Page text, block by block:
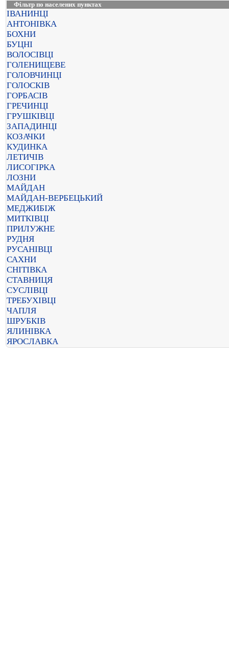
Фільтр по населених пунктах
ІВАНИНЦІ
АНТОНІВКА
БОХНИ
БУЦНІ
ВОЛОСІВЦІ
ГОЛЕНИЩЕВЕ
ГОЛОВЧИНЦІ
ГОЛОСКІВ
ГОРБАСІВ
ГРЕЧИНЦІ
ГРУШКІВЦІ
ЗАПАДИНЦІ
КОЗАЧКИ
КУДИНКА
ЛЕТИЧІВ
ЛИСОГІРКА
ЛОЗНИ
МАЙДАН
МАЙДАН-ВЕРБЕЦЬКИЙ
МЕДЖИБІЖ
МИТКІВЦІ
ПРИЛУЖНЕ
РУДНЯ
РУСАНІВЦІ
САХНИ
СНІТІВКА
СТАВНИЦЯ
СУСЛІВЦІ
ТРЕБУХІВЦІ
ЧАПЛЯ
ШРУБКІВ
ЯЛИНІВКА
ЯРОСЛАВКА